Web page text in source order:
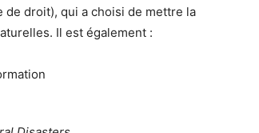
droit), qui a choisi de mettre la
Il est également :